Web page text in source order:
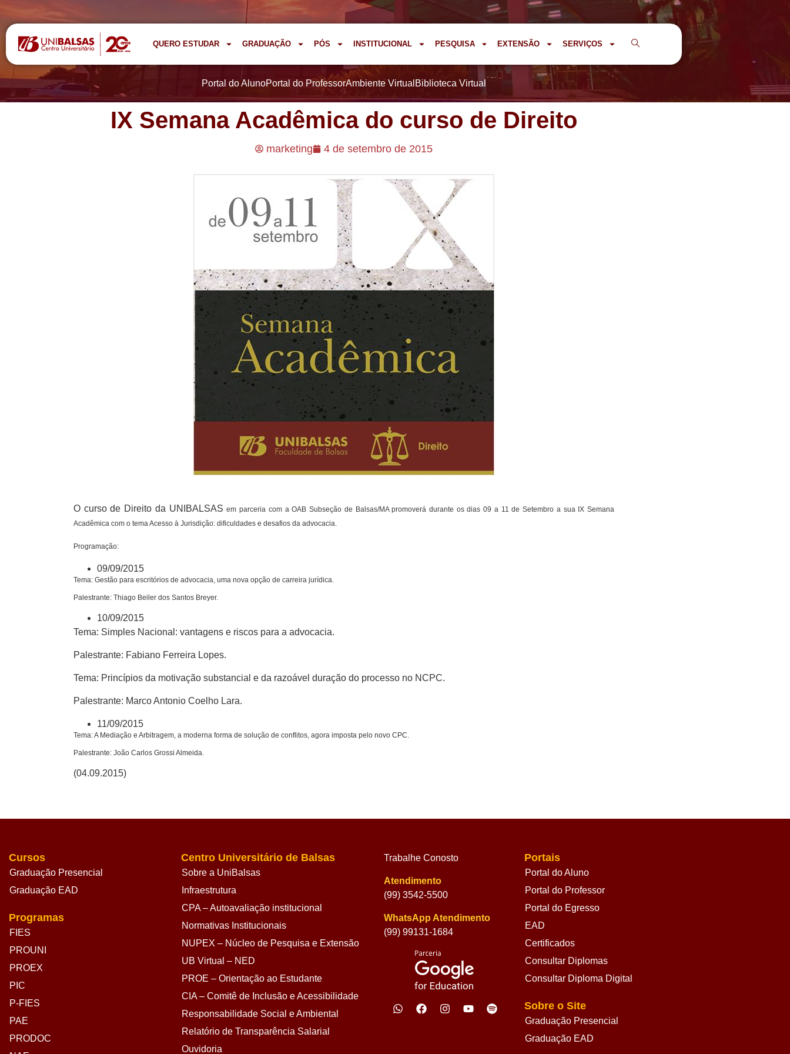
QUERO ESTUDAR GRADUAÇÃO PÓS INSTITUCIONAL PESQUISA EXTENSÃO SERVIÇOS
Portal do AlunoPortal do ProfessorAmbiente Virtual Biblioteca Virtual
IX Semana Acadêmica do curso de Direito
marketing 4 de setembro de 2015
O curso de Direito da UNIBALSASem parceria com a OAB Subseção de Balsas/MApromoverá durante os dias 09 a 11 de Setembro a sua IX Semana
Acadêmica com o tema Acesso à Jurisdição: dificuldades e desafios da advocacia.
Programação:
09/09/2015
Tema: Gestão para escritórios de advocacia, uma nova opção de carreira jurídica.
Palestrante: Thiago Beiler dos Santos Breyer.
10/09/2015
Tema: Simples Nacional: vantagens e riscos para a advocacia.
Palestrante: Fabiano Ferreira Lopes.
Tema: Princípios da motivação substancial e da razoável duração do processo no NCPC.
Palestrante: Marco Antonio Coelho Lara.
11/09/2015
Tema:A Mediação e Arbitragem, a moderna forma de solução de conflitos, agora imposta pelo novo CPC.
Palestrante: João Carlos Grossi Almeida.
(04.09.2015)
Cursos
Graduação Presencial
Graduação EAD
Programas
FIES
PROUNI
PROEX
PIC
P-FIES
PAE
PRODOC
Centro Universitário de Balsas
Sobre a UniBalsas
Infraestrutura
CPA – Autoavaliação institucional
Normativas Institucionais
NUPEX – Núcleo de Pesquisa e Extensão
UB Virtual – NED
PROE – Orientação ao Estudante
CIA – Comitê de Inclusão e Acessibilidade
Responsabilidade Social e Ambiental
Relatório de Transparência Salarial
Ouvidoria
Trabalhe Conosto
Atendimento
(99) 3542-5500
WhatsApp Atendimento
(99) 99131-1684
Portais
Portal do Aluno
Portal do Professor
Portal do Egresso
EAD
Certificados
Consultar Diplomas
Consultar Diploma Digital
Sobre o Site
Graduação Presencial
Graduação EAD